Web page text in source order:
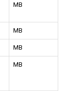
MB
MB
MB
MB